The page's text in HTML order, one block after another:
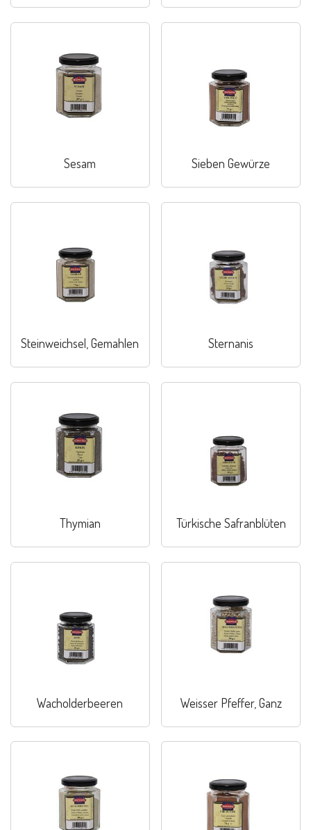
Sesam Sieben Gewürze
Steinweichsel, Gemahlen Sternanis
Thymian Türkische Safranblüten
Wacholderbeeren Weisser Pfeffer, Ganz